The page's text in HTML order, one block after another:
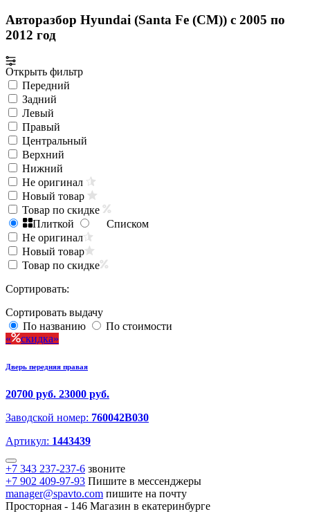
Авторазбор Hyundai (Santa Fe (CM)) с 2005 по
2012 год
Открыть фильтр
Передний
Задний
Левый
Правый
Центральный
Верхний
Нижний
Не оригинал
Новый товар
Товар по скидке
Плиткой
Списком
Не оригинал
Новый товар
Товар по скидке
Сортировать:
Сортировать выдачу
По названию
По стоимости
скидка
Дверь передняя правая
20700 руб. 23000 руб.
Заводской номер: 760042B030
Артикул: 1443439
+7 343 237-237-6 звоните
+7 902 409-97-93 Пишите в мессенджеры
manager@spavto.com пишите на почту
Просторная - 146 Магазин в екатеринбурге